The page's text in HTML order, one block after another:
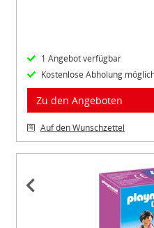
1 Angebot verfügbar
Kostenlose Abholung
Zu den Angeboten
Auf den Wunschzettel